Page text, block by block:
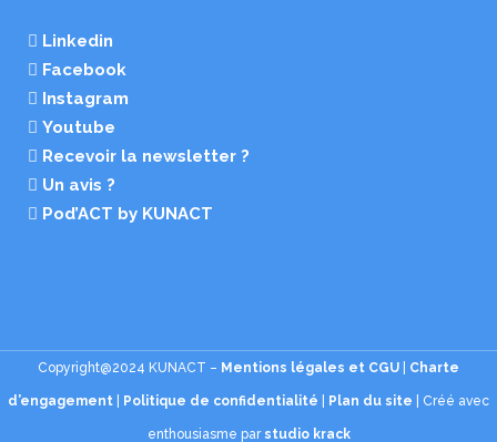
Linkedin
Facebook
Instagram
Youtube
Recevoir la newsletter ?
Un avis ?
Pod’ACT by KUNACT
Copyright@2024 KUNACT – Mentions légales et CGU Charte
d’engagement Politique de confidentialité Plan du site | Créé avec
enthousiasme parstudio krack